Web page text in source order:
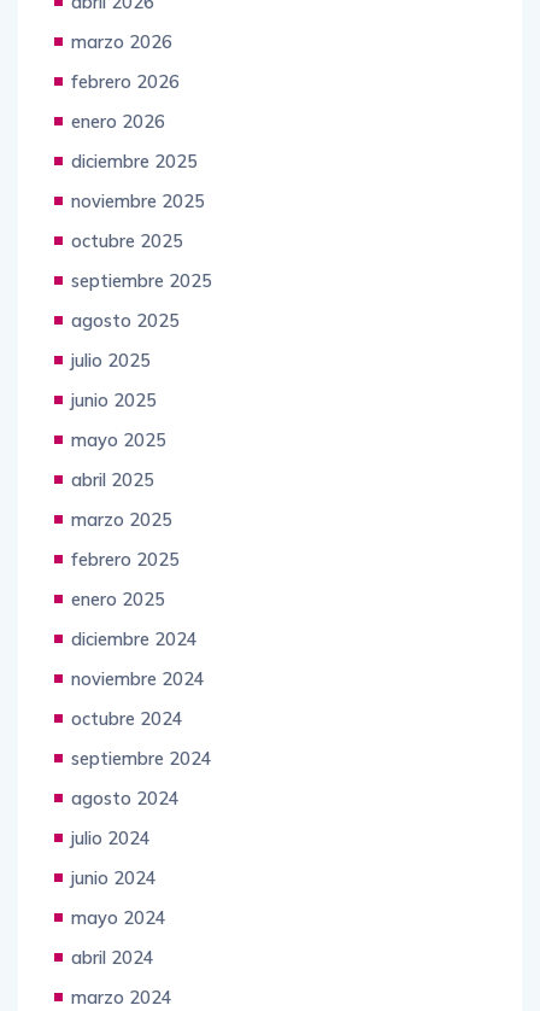
marzo 2026
febrero 2026
enero 2026
diciembre 2025
noviembre 2025
octubre 2025
septiembre 2025
agosto 2025
julio 2025
junio 2025
mayo 2025
abril 2025
marzo 2025
febrero 2025
enero 2025
diciembre 2024
noviembre 2024
octubre 2024
septiembre 2024
agosto 2024
julio 2024
junio 2024
mayo 2024
abril 2024
marzo 2024